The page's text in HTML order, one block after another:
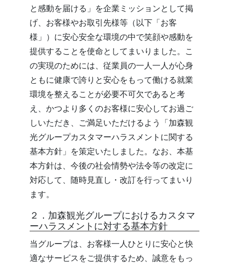
と感動を届ける」を企業ミッションとして掲
げ、お客様やお取引先様等（以下「お客
様」）に安心安全な環境の中で笑顔や感動を
提供することを使命としてまいりました。こ
の実現のためには、従業員の一人一人が心身
ともに健康で誇りと安心をもって働ける就業
環境を整えることが必要不可欠であると考
え、かつより多くのお客様に安心してお過ご
しいただき、ご満足いただけるよう「加森観
光グループカスタマーハラスメントに関する
基本方針」を策定いたしました。なお、本基
本方針は、今後の社会情勢や法令等の改定に
対応して、随時見直し・改訂を行ってまいり
ます。
２．加森観光グループにおけるカスタマ
ーハラスメントに対する基本方針
当グループは、お客様一人ひとりに安心と快
適なサービスをご提供するため、誠意をもっ